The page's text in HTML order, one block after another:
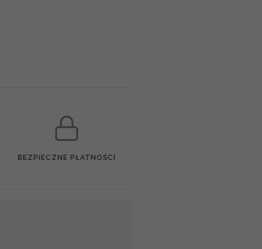
BEZPIECZNE PŁATNOŚCI